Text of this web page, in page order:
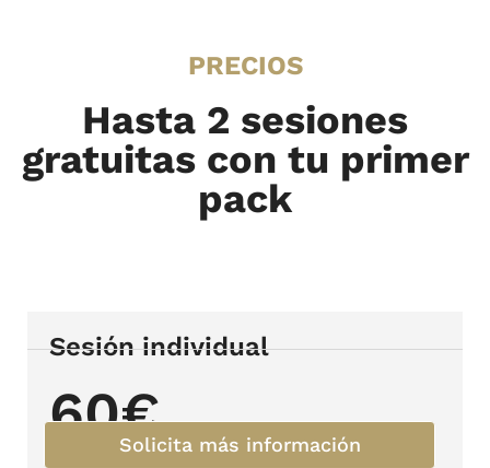
PRECIOS
Hasta 2 sesiones
gratuitas con tu primer
pack
Sesión individual
60€Solicita más información